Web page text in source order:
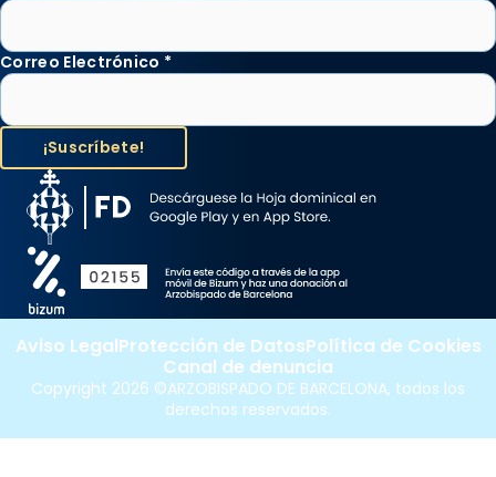
Correo Electrónico *
Copyright 2026 ©ARZOBISPADO DE BARCELONA, todos los
derechos reservados.
Aviso LegalProtección de DatosPolítica de Cookies
Canal de denuncia